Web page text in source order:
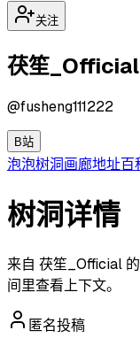
关注
茯笙_Official
@fusheng111222
B站
泡泡树洞画廊地址百
树洞详情
来自 茯笙_Official
间里查看上下文。
匿名投稿